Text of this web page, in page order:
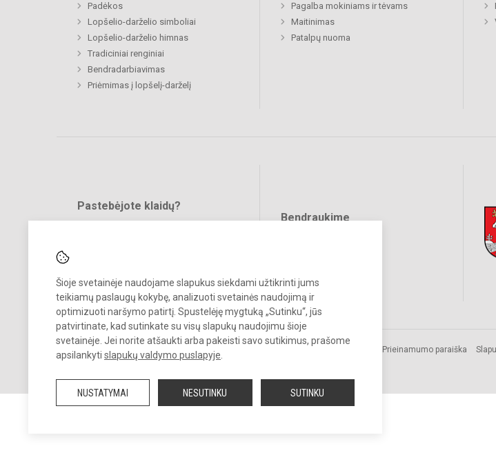
Šioje svetainėje naudojame slapukus siekdami užtikrinti jums
teikiamų paslaugų kokybę, analizuoti svetainės naudojimą ir
optimizuoti naršymo patirtį. Spustelėję mygtuką „Sutinku“, jūs
patvirtinate, kad sutinkate su visų slapukų naudojimu šioje
svetainėje. Jei norite atšaukti arba pakeisti savo sutikimus, prašome
apsilankyti slapukų valdymo puslapyje
NUSTATYMAI NESUTINKU SUTINKU
Padėkos
Lopšelio-darželio simboliai
Lopšelio-darželio himnas
Tradiciniai renginiai
Bendradarbiavimas
Priėmimas į lopšelį-darželį
Pagalba mokiniams ir tėvams
Maitinimas
Patalpų nuoma
Pastebėjote klaidų?
Bendraukime
© 2022. Vilniaus lopšelis darželis Naminukas. Visos teisės saugomos.
Kopijuoti turinį be raštiško darželio administracijos sutikimo griežtai
Prieinamumo paraiška